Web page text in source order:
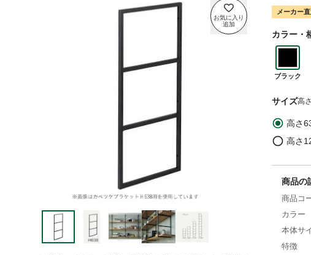
メーカー
カラー・
ブラック
サイズ高
高さ
高さ
商品の
商品コ
カラー
本体サ
特徴